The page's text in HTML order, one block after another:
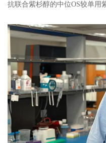
抗联合紫杉醇的中位OS较单用